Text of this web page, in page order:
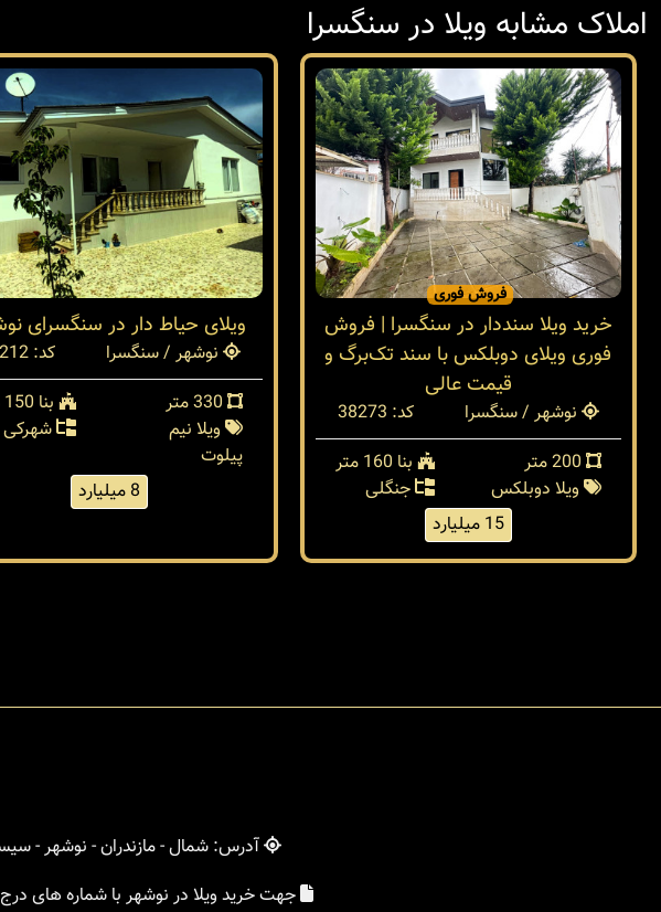
املاک مشابه ویلا در سنگسرا
فروش فوری
خرید ویلا سنددار در سنگسرا | فروش
فوری ویلای دوبلکس با سند تک‌برگ و
قیمت عالی
نوشهر / سنگسرا
کد: 38273
بنا 160 متر
ویلا دوبلکس
جنگلی
15 میلیارد
ویلای حیاط دار در سنگسرای
نوشهر / سنگسرا
کد: 38212
بنا 150 متر
ویلا نیم
پیلوت
شهرکی
8 میلیارد
آدرس: شمال - مازندران - نوشهر -
جهت خرید ویلا در نوشهر با شماره های